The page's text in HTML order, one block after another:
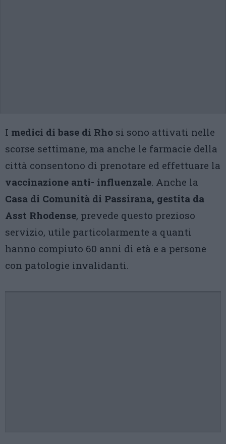
I medici di base di Rho si sono attivati nelle
scorse settimane, ma anche le farmacie della
città consentono di prenotare ed effettuare la
vaccinazione anti- influenzale. Anche la
Casa di Comunità di Passirana, gestita da
Asst Rhodense, prevede questo prezioso
servizio, utile particolarmente a quanti
hanno compiuto 60 anni di età e a persone
con patologie invalidanti.